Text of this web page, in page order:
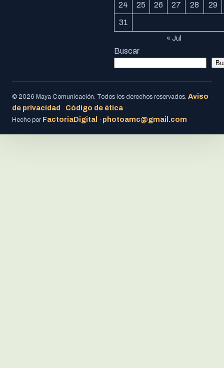
24 25 26 27 28 29
31
« Jul
Buscar
© 2026 Maya Comunicación. Todos los derechos reservados. Aviso
de privacidad · Código de ética
Hecho por FactoriaDigital · photoamc@gmail.com